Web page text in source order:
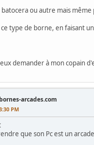
ou autre mais même
type de borne, en faisant
demander à mon copain
arcades.com
PM
que son Pc est un